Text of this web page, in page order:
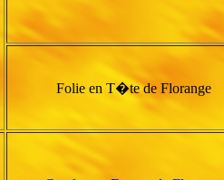
Folie en T�te de Florange